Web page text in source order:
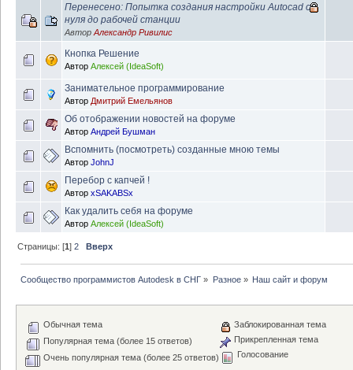
Перенесено: Попытка создания настройки Autocad с
нуля до рабочей станции
Автор Александр Ривилис
Кнопка Решение
Автор Алексей (IdeaSoft)
Занимательное программирование
Автор Дмитрий Емельянов
Об отображении новостей на форуме
Автор Андрей Бушман
Вспомнить (посмотреть) созданные мною темы
Автор JohnJ
Перебор с капчей !
Автор xSAKABSx
Как удалить себя на форуме
Автор Алексей (IdeaSoft)
Страницы: [1]2 Вверх
Сообщество программистов Autodesk в СНГ » Разное» Наш сайт и форум
Обычная тема
Популярная тема (более 15 ответов)
Очень популярная тема (более 25 ответов)
Заблокированная тема
Прикрепленная тема
Голосование